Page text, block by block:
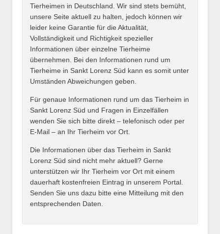
E-Mail*
Name des Tierheims*
Tierheimen in Deutschland. Wir sind stets bemüht,
unsere Seite aktuell zu halten, jedoch können wir
leider keine Garantie für die Aktualität,
Vollständigkeit und Richtigkeit spezieller
Informationen über einzelne Tierheime
übernehmen. Bei den Informationen rund um
Tierheime in Sankt Lorenz Süd kann es somit unter
Umständen Abweichungen geben.
Für genaue Informationen rund um das Tierheim in
Sankt Lorenz Süd und Fragen in Einzelfällen
wenden Sie sich bitte direkt – telefonisch oder per
E-Mail – an Ihr Tierheim vor Ort.
Die Informationen über das Tierheim in Sankt
Lorenz Süd sind nicht mehr aktuell? Gerne
unterstützen wir Ihr Tierheim vor Ort mit einem
dauerhaft kostenfreien Eintrag in unserem Portal.
Senden Sie uns dazu bitte eine Mitteilung mit den
entsprechenden Daten.